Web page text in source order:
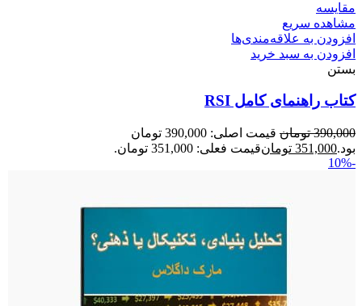
مقایسه
مشاهده سریع
افزودن به علاقه‌مندی‌ها
افزودن به سبد خرید
بستن
کتاب راهنمای کامل RSI
390,000 تومان
قیمت اصلی: 390,000 تومان
بود.351,000 تومانقیمت فعلی: 351,000 تومان.
-10%